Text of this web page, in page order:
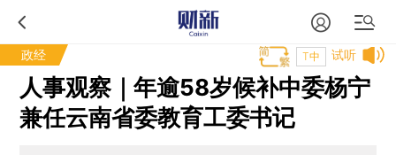
政经 试听
T中
人事观察｜年逾58岁候补中委杨宁
兼任云南省委教育工委书记